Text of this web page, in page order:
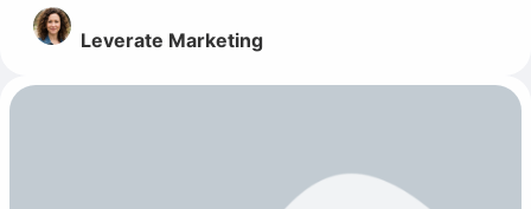
Leverate Marketing